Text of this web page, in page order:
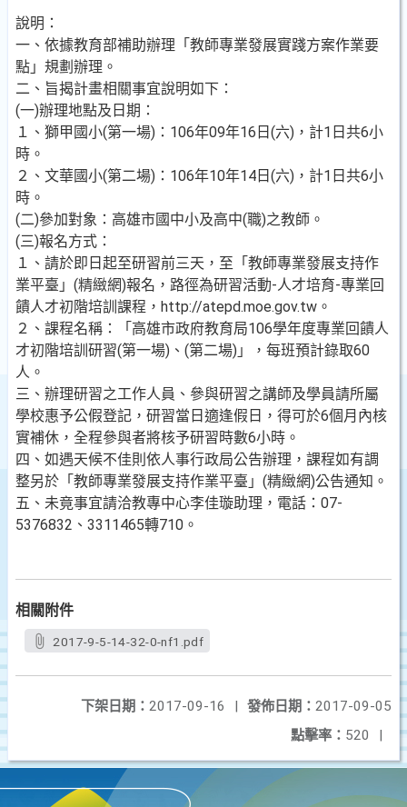
說明：
一、依據教育部補助辦理「教師專業發展實踐方案作業要
點」規劃辦理。
二、旨揭計畫相關事宜說明如下：
(一)辦理地點及日期：
１、獅甲國小(第一場)：106年09年16日(六)，計1日共6小
時。
２、文華國小(第二場)：106年10年14日(六)，計1日共6小
時。
(二)參加對象：高雄市國中小及高中(職)之教師。
(三)報名方式：
１、請於即日起至研習前三天，至「教師專業發展支持作
業平臺」(精緻網)報名，路徑為研習活動-人才培育-專業回
饋人才初階培訓課程，http://atepd.moe.gov.tw。
２、課程名稱：「高雄市政府教育局106學年度專業回饋人
才初階培訓研習(第一場)、(第二場)」，每班預計錄取60
人。
三、辦理研習之工作人員、參與研習之講師及學員請所屬
學校惠予公假登記，研習當日適逢假日，得可於6個月內核
實補休，全程參與者將核予研習時數6小時。
四、如遇天候不佳則依人事行政局公告辦理，課程如有調
整另於「教師專業發展支持作業平臺」(精緻網)公告通知。
五、未竟事宜請洽教專中心李佳璇助理，電話：07-
5376832、3311465轉710。
相關附件
2017-9-5-14-32-0-nf1.pdf
發佈日期： 2017-09-05
下架日期： 2017-09-16
|
點擊率： 520 |